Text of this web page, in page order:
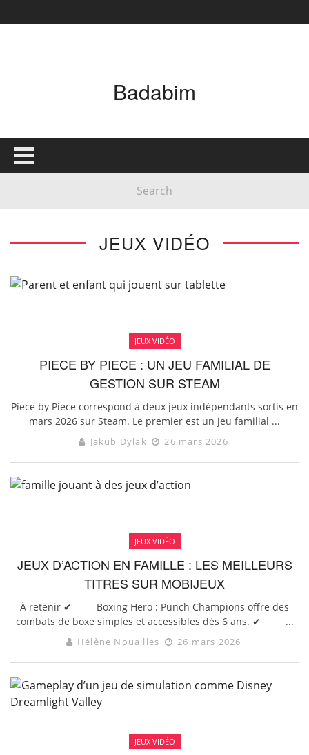
Badabim
JEUX VIDÉO
JEUX VIDÉO
PIECE BY PIECE : UN JEU FAMILIAL DE
GESTION SUR STEAM
Piece by Piece correspond à deux jeux indépendants sortis en
mars 2026 sur Steam. Le premier est un jeu familial ...
Jakub Dylak 26 mars 2026
JEUX VIDÉO
JEUX D’ACTION EN FAMILLE : LES MEILLEURS
TITRES SUR MOBIJEUX
À retenir ✔ Boxing Hero : Punch Champions offre des
combats de boxe simples et accessibles dès 6 ans. ✔ ...
Hélène Nouailles 26 mars 2026
JEUX VIDÉO